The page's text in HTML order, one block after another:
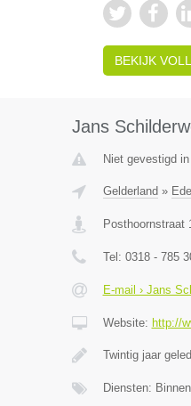
BEKIJK
Jans
Niet gevestigd
Gelderland » Ede
Posthoornstraat
Tel: 0318 - 785
E-mail › Jans
Website: http://
Twintig jaar
Diensten: